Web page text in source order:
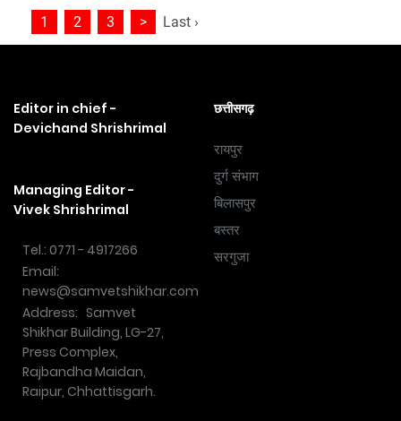
1 2 3 > Last ›
Editor in chief -
Devichand Shrishrimal
Managing Editor -
Vivek Shrishrimal
Tel.: 0771 - 4917266
Email:
news@samvetshikhar.com
Address: Samvet
Shikhar Building, LG-27,
Press Complex,
Rajbandha Maidan,
Raipur, Chhattisgarh.
छत्तीसगढ़
रायपुर
दुर्ग संभाग
बिलासपुर
बस्तर
सरगुजा